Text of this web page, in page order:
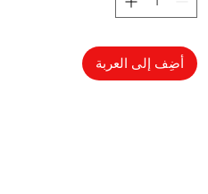
أضِف إلى العربة